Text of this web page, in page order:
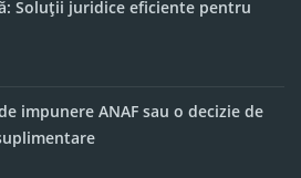
Soluții juridice eficiente pentru
impunere ANAF sau o decizie de